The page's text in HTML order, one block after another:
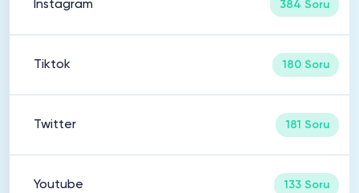
Instagram 384 Soru
Tiktok 180 Soru
Twitter 181 Soru
Youtube 133 Soru